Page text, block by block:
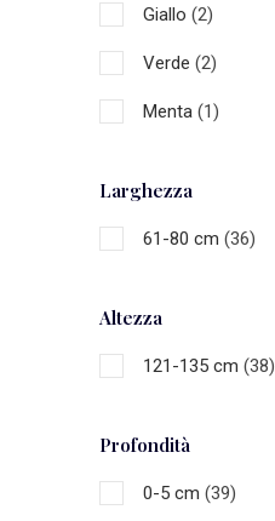
Giallo (2)
Verde (2)
Menta (1)
Grigio(3)
Multicolore
Larghezza
61-80 cm (36)
Altezza
121-135 cm (38)
Profondità
0-5 cm (39)